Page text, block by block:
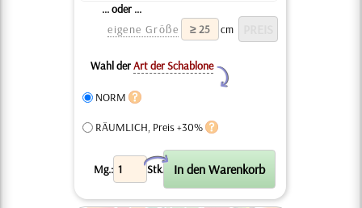
... oder ...
eigene Größe
cm
Wahl derArt der Schablone
Y
NORM
RÄUMLICH, Preis +30%
Mg.: Stk.
X